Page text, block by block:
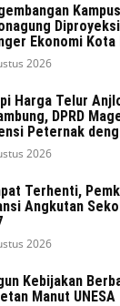
Ekonomi
2026
Harga Telur
DPRD
Peternak
2026
Terhenti,
Angkutan
2026
Kebijakan
Manut UNESA